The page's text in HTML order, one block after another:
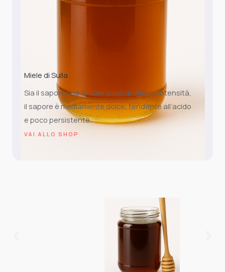
Miele di Sulla
Sia il sapore che l’odore sono di debole intensità,
il sapore è mediamente dolce, tendente all’acido
e poco persistente.
VAI ALLO SHOP